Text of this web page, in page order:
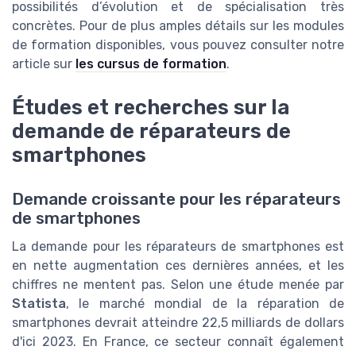
possibilités d’évolution et de spécialisation très
concrètes. Pour de plus amples détails sur les modules
de formation disponibles, vous pouvez consulter notre
article sur les cursus de formation.
Études et recherches sur la
demande de réparateurs de
smartphones
Demande croissante pour les réparateurs
de smartphones
La demande pour les réparateurs de smartphones est
en nette augmentation ces dernières années, et les
chiffres ne mentent pas. Selon une étude menée par
Statista, le marché mondial de la réparation de
smartphones devrait atteindre 22,5 milliards de dollars
d'ici 2023. En France, ce secteur connaît également